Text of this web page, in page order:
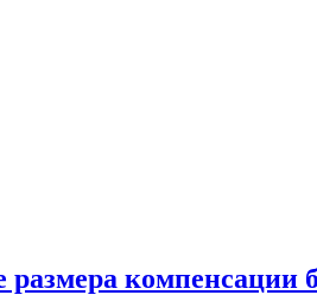
компенсации